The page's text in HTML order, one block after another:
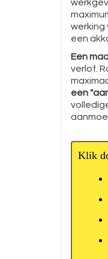
werking
een
Een
verlof.
een